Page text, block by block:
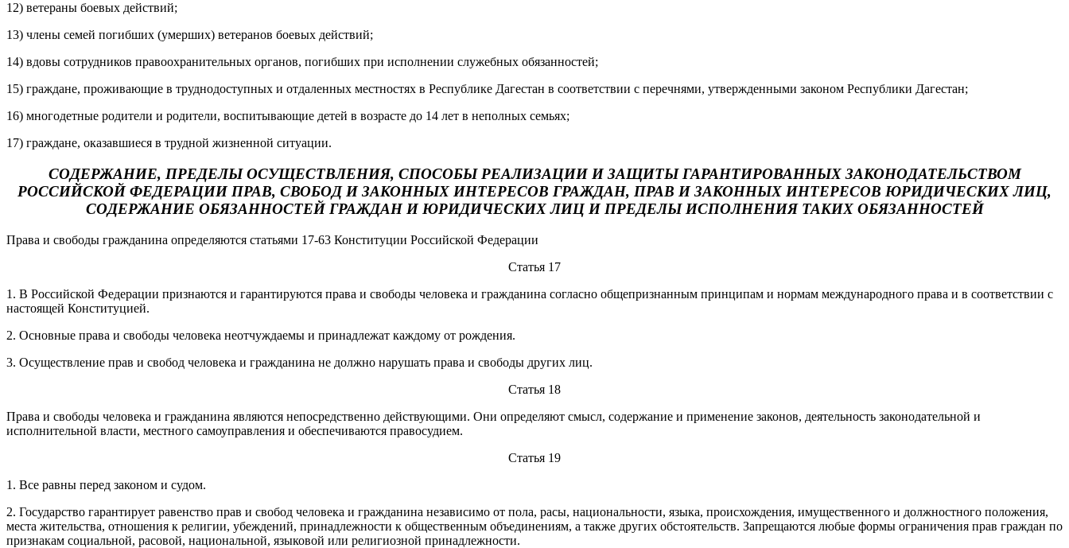
12) ветераны боевых действий;
13) члены семей погибших (умерших) ветеранов боевых действий;
14) вдовы сотрудников правоохранительных органов, погибших при исполнении служебных обязанностей;
15) граждане, проживающие в труднодоступных и отдаленных местностях в Республике Дагестан в соответствии с перечнями, утвержденными законом Республики Дагестан;
16) многодетные родители и родители, воспитывающие детей в возрасте до 14 лет в неполных семьях;
17) граждане, оказавшиеся в трудной жизненной ситуации.
СОДЕРЖАНИЕ, ПРЕДЕЛЫ ОСУЩЕСТВЛЕНИЯ, СПОСОБЫ РЕАЛИЗАЦИИ И ЗАЩИТЫ ГАРАНТИРОВАННЫХ ЗАКОНОДАТЕЛЬСТВОМ
РОССИЙСКОЙ ФЕДЕРАЦИИ ПРАВ, СВОБОД И ЗАКОННЫХ ИНТЕРЕСОВ ГРАЖДАН, ПРАВ И ЗАКОННЫХ ИНТЕРЕСОВ ЮРИДИЧЕСКИХ ЛИЦ,
СОДЕРЖАНИЕ ОБЯЗАННОСТЕЙ ГРАЖДАН И ЮРИДИЧЕСКИХ ЛИЦ И ПРЕДЕЛЫ ИСПОЛНЕНИЯ ТАКИХ ОБЯЗАННОСТЕЙ
Права и свободы гражданина определяются статьями 17-63 Конституции Российской Федерации
Статья 17
1. В Российской Федерации признаются и гарантируются права и свободы человека и гражданина согласно общепризнанным принципам и нормам международного права и в соответствии с
настоящей Конституцией.
2. Основные права и свободы человека неотчуждаемы и принадлежат каждому от рождения.
3. Осуществление прав и свобод человека и гражданина не должно нарушать права и свободы других лиц.
Статья 18
Права и свободы человека и гражданина являются непосредственно действующими. Они определяют смысл, содержание и применение законов, деятельность законодательной и
исполнительной власти, местного самоуправления и обеспечиваются правосудием.
Статья 19
1. Все равны перед законом и судом.
2. Государство гарантирует равенство прав и свобод человека и гражданина независимо от пола, расы, национальности, языка, происхождения, имущественного и должностного положения,
места жительства, отношения к религии, убеждений, принадлежности к общественным объединениям, а также других обстоятельств. Запрещаются любые формы ограничения прав граждан по
признакам социальной, расовой, национальной, языковой или религиозной принадлежности.